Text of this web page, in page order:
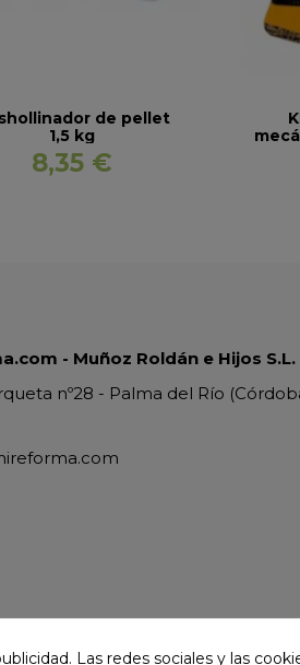
de pellet
1,5 kg
8,35 €
- Muñoz Roldán e Hijos S.L.
nº28 - Palma del Río
Las redes sociales y las